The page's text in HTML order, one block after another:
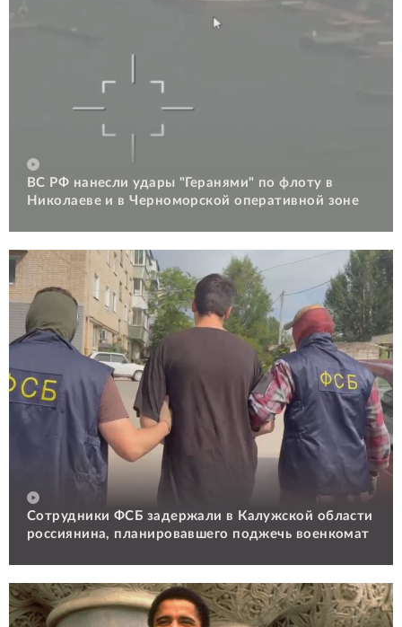
ВС РФ нанесли удары "Геранями" по флоту в
Николаеве и в Черноморской оперативной зоне
Сотрудники ФСБ задержали в Калужской области
россиянина, планировавшего поджечь военкомат